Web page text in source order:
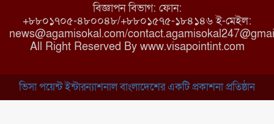
রাজবাড়ী: বালিয়াকান্দিতে কিশোরীর
ঝুলন্ত মরদেহ উদ্ধার
বিজ্ঞাপন বিভাগ: ফোন:
+৮৮০১৭০৫-৪৮০০৪৮/+৮৮০১৫৭৫-১৮৪১৪৬ ই-মেইল:
news@agamisokal.com/
All Right Reserved By www.visapointint.com
ভিসা পয়েন্ট ইন্টারন্যাশনাল বাংলাদেশের একটি প্রকাশনা প্রতিষ্ঠান